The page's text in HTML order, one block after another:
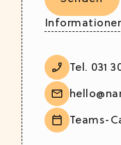
Tel. 031
Teams-